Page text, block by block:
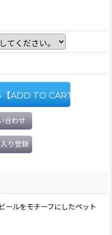
ADD TO CART】
合わせ
り登録
ールをモチーフにしたペット